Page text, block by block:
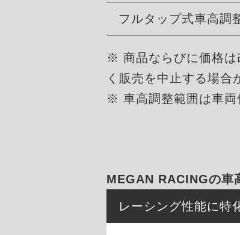
フルタップ式車高調
※ 商品ならびに価格は
く販売を中止する場合
※ 車高調整範囲は車両
MEGAN RACINGの車
レーシング性能に特